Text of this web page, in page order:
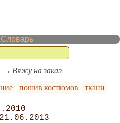
Словарь
Вяжу на заказ
пошив костюмов ткани
21.06.2013